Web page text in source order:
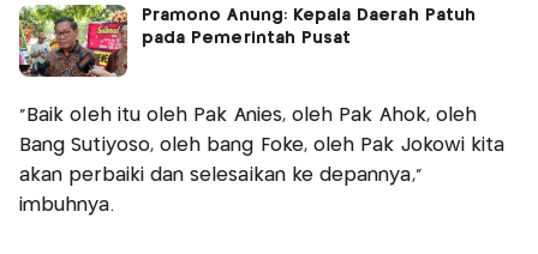
Pramono Anung: Kepala Daerah Patuh
pada Pemerintah Pusat
"Baik oleh itu oleh Pak Anies, oleh Pak Ahok, oleh
Bang Sutiyoso, oleh bang Foke, oleh Pak Jokowi kita
akan perbaiki dan selesaikan ke depannya,"
imbuhnya.